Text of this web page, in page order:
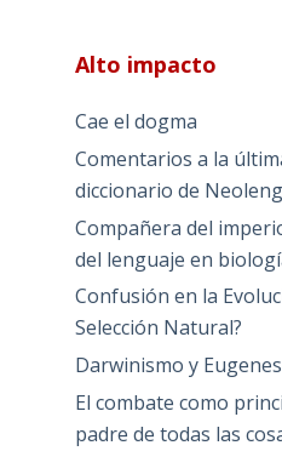
Alto impacto
Cae el dogma
Comentarios a la
diccionario de
Compañera del
del lenguaje en
Confusión en la
Selección Natural?
Darwinismo y
El combate como
padre de todas las